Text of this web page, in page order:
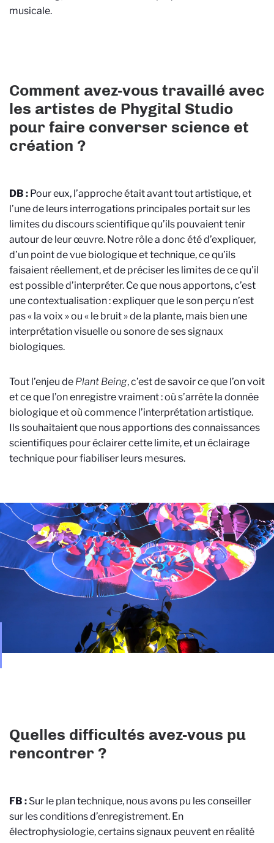
musicale.
Comment avez-vous travaillé avec
les artistes de Phygital Studio
pour faire converser science et
création ?
DB : Pour eux, l’approche était avant tout artistique, et
l’une de leurs interrogations principales portait sur les
limites du discours scientifique qu’ils pouvaient tenir
autour de leur œuvre. Notre rôle a donc été d’expliquer,
d’un point de vue biologique et technique, ce qu’ils
faisaient réellement, et de préciser les limites de ce qu’il
est possible d’interpréter. Ce que nous apportons, c’est
une contextualisation : expliquer que le son perçu n’est
pas « la voix » ou « le bruit » de la plante, mais bien une
interprétation visuelle ou sonore de ses signaux
biologiques.
Tout l’enjeu de Plant Being, c’est de savoir ce que l’on voit
et ce que l’on enregistre vraiment : où s’arrête la donnée
biologique et où commence l’interprétation artistique.
Ils souhaitaient que nous apportions des connaissances
scientifiques pour éclairer cette limite, et un éclairage
technique pour fiabiliser leurs mesures.
Quelles difficultés avez-vous pu
rencontrer ?
FB : Sur le plan technique, nous avons pu les conseiller
sur les conditions d’enregistrement. En
électrophysiologie, certains signaux peuvent en réalité